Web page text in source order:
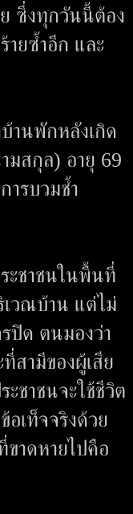
ย ซึ่งทุกวันนี้ต้อง
ายซ้ำอีก และ
านพักหลังเกิด
มสกุล) อายุ 69
ารบวมช้ำ
ะชาชนในพื้นที่
เวณบ้าน แต่ไม่
ปิด ตนมองว่า
สามีของผู้เสีย
ชาชนจะใช้ชีวิต
เท็จจริงด้วย
าดหายไปคือ